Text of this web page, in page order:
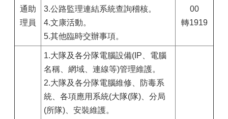
通助
理員
3.公路監理連結系統查詢稽核。
4.文康活動。
5.其他臨時交辦事項。
00
轉1919
1.大隊及各分隊電腦設備(IP、電腦
名稱、網域、連線等)管理維護。
2.大隊及各分隊電腦維修、防毒系
統、各項應用系統(大隊(隊)、分局
(所隊)、安裝維護。